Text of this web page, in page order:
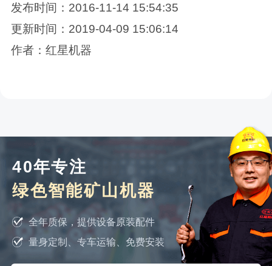
发布时间：2016-11-14 15:54:35
更新时间：2019-04-09 15:06:14
作者：红星机器
40年专注
绿色智能矿山机器
全年质保，提供设备原装配件
量身定制、专车运输、免费安装